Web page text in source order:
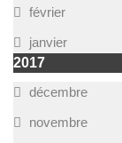
février
janvier
2017
décembre
novembre